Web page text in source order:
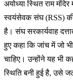
अयोध्या स्थित राम
स्वयंसेवक संघ (RSS)
है। संघ सरकार्यवाह
हुए कहा कि जांच में जो
चाहिए। उन्होंने यह
स्थिति बनी हुई है, उसे